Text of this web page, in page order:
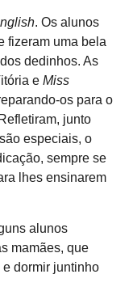
. Os alunos
fizeram uma bela
dedinhos. As
e Miss
os para o
junto
especiais, o
sempre se
lhes ensinarem
alunos
mamães, que
dormir juntinho